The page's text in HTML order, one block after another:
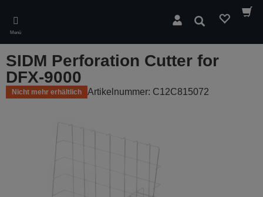
main
content
Menü
Suchen
SIDM Perforation Cutter for
DFX-9000
Nicht mehr erhältlich Artikelnummer: C12C815072